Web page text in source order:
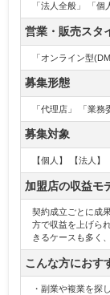
「法人全般」 「個
営業・販売スタ
「オンライン型
募集形態
「代理店」 「業
募集対象
【個人】 【法人】
加盟店の収益モ
契約成立ごとに成
方で収益を上げら
きるケースも多く
こんな方におす
・副業や複業を探